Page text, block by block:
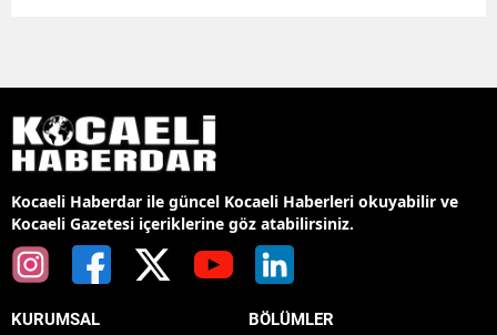
Kocaeli Haberdar ile güncel Kocaeli Haberleri okuyabilir ve
Kocaeli Gazetesi içeriklerine göz atabilirsiniz.
KURUMSAL BÖLÜMLER